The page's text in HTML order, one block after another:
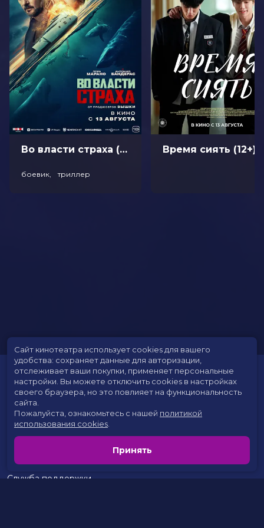
Хемсворт, Лесли Манн, Элизабет
Гиллис, Беверли Д’Анджело, Чеви
Чейз, Кэйтлин Олсон, Чарли Дэй,
Майкл Пенья
Продюсеры
Крис Бендер, Дэвид Добкин,
Ричард Бренер
Сценаристы
Джон Фрэнсис Дейли, Джонатан М.
Голдштейн, Джон Хьюз
Жанр
комедия, приключения
1 ч 39 мин
В прокате
с 27 августа до 16 сентября
Во власти страха (18+)
боевик, триллер
Время сиять (12+)
Расписание
Скоро в кино
Новости и акции
Служба поддержки
Сайт кинотеатра использует cookies для вашего
удобства: сохраняет данные для авторизации,
отслеживает ваши покупки, применяет персональные
настройки. Вы можете отключить cookies в настройках
своего браузера, но это повлияет на функциональность
сайта.
Пожалуйста, ознакомьтесь с нашей политикой
использования cookies
Принять